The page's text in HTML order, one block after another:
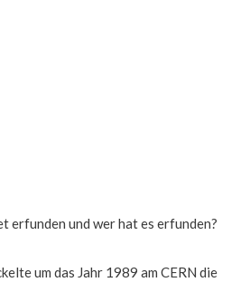
erfunden und wer hat es erfunden?
um das Jahr 1989 am CERN die